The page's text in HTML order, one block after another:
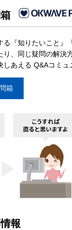
る『知りたいこと』
り、同じ疑問の解決
あえる Q&Aコミュ
箱
報